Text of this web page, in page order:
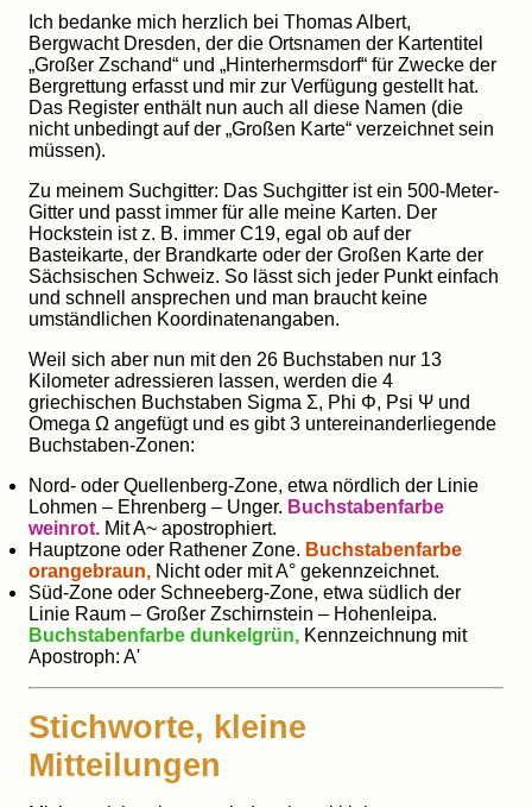
Ich bedanke mich herzlich bei Thomas Albert,
Bergwacht Dresden, der die Ortsnamen der Kartentitel
„Großer Zschand“ und „Hinterhermsdorf“ für Zwecke der
Bergrettung erfasst und mir zur Verfügung gestellt hat.
Das Register enthält nun auch all diese Namen (die
nicht unbedingt auf der „Großen Karte“ verzeichnet sein
müssen).
Zu meinem Suchgitter: Das Suchgitter ist ein 500-Meter-
Gitter und passt immer für alle meine Karten. Der
Hockstein ist z. B. immer C19, egal ob auf der
Basteikarte, der Brandkarte oder der Großen Karte der
Sächsischen Schweiz. So lässt sich jeder Punkt einfach
und schnell ansprechen und man braucht keine
umständlichen Koordinatenangaben.
Weil sich aber nun mit den 26 Buchstaben nur 13
Kilometer adressieren lassen, werden die 4
griechischen Buchstaben Sigma Σ, Phi Φ, Psi Ψ und
Omega Ω angefügt und es gibt 3 untereinanderliegende
Buchstaben-Zonen:
Nord- oder Quellenberg-Zone, etwa nördlich der Linie
Lohmen – Ehrenberg – Unger. Buchstabenfarbe
weinrot. Mit A~ apostrophiert.
Hauptzone oder Rathener Zone. Buchstabenfarbe
orangebraun, Nicht oder mit A° gekennzeichnet.
Süd-Zone oder Schneeberg-Zone, etwa südlich der
Linie Raum – Großer Zschirnstein – Hohenleipa.
Buchstabenfarbe dunkelgrün, Kennzeichnung mit
Apostroph: A'
Stichworte, kleine
Mitteilungen